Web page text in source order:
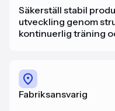
Säkerställ stabil
utveckling genom
kontinuerlig träning
Fabriksansvarig